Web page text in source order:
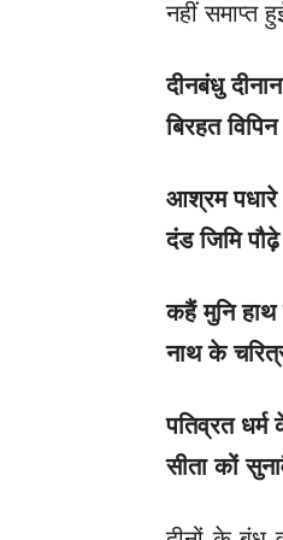
नहीं समाप्त
दीनबंधु
बिरहत
आश्रम पधारे
दंड जिमि
कहैं मुनि हाथ
नाथ के
पतिव्रत धर्म
सीता कों